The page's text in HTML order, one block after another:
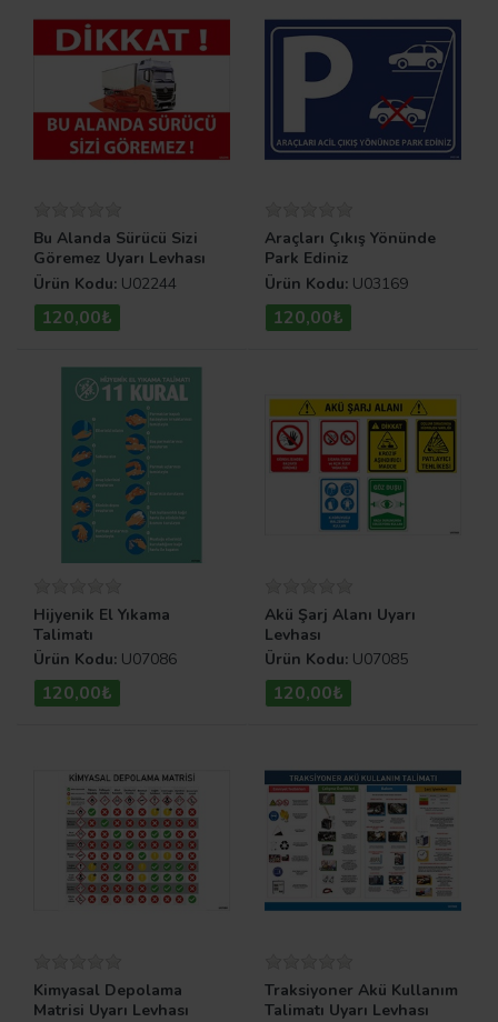
Bu Alanda Sürücü Sizi
Göremez Uyarı Levhası
Ürün Kodu: U02244
120,00₺
Araçları Çıkış Yönünde
Park Ediniz
Ürün Kodu: U03169
120,00₺
Hijyenik El Yıkama
Talimatı
Ürün Kodu: U07086
120,00₺
Akü Şarj Alanı Uyarı
Levhası
Ürün Kodu: U07085
120,00₺
Kimyasal Depolama
Matrisi Uyarı Levhası
Traksiyoner Akü Kullanım
Talimatı Uyarı Levhası